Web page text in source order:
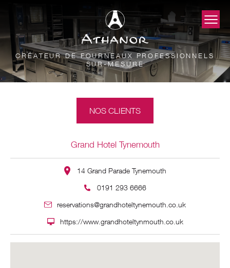
CRÉATEUR DE FOURNEAUX PROFESSIONNELS
SUR-MESURE
NOS CLIENTS
Grand Hotel Tynemouth
14 Grand Parade Tynemouth
0191 293 6666
reservations@grandhoteltynemouth.co.uk
https://www.grandhoteltynmouth.co.uk